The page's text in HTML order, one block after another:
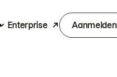
Enterprise Aanmelden